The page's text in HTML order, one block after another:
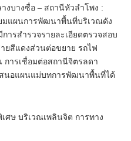
งบางซื่อ – สถานีหัวลำโพง :
มแผนการพัฒนาพื้นที่บริเวณดัง
ารสำรวจรายละเอียดตรวจสอบ
ยสีแดงส่วนต่อขยาย รถไฟ
การเชื่อมต่อสถานีจิตรลดา
นอแผนแม่บทการพัฒนาพื้นที่ได้
ศษ บริเวณเพลินจิต การทาง